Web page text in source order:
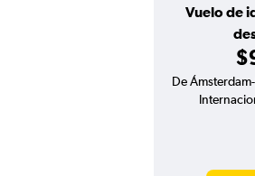
Vuelo de
De